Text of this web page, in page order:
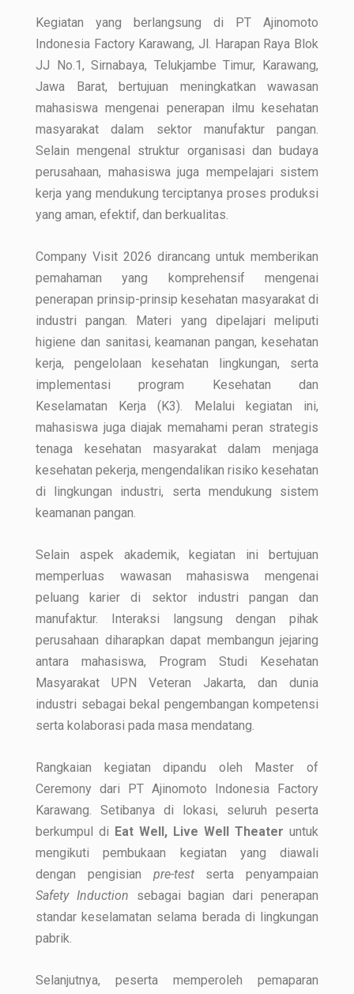
Kegiatan yang berlangsung di PT Ajinomoto
Indonesia Factory Karawang, Jl. Harapan Raya Blok
JJ No.1, Sirnabaya, Telukjambe Timur, Karawang,
Jawa Barat, bertujuan meningkatkan wawasan
mahasiswa mengenai penerapan ilmu kesehatan
masyarakat dalam sektor manufaktur pangan.
Selain mengenal struktur organisasi dan budaya
perusahaan, mahasiswa juga mempelajari sistem
kerja yang mendukung terciptanya proses produksi
yang aman, efektif, dan berkualitas.
Company Visit 2026 dirancang untuk memberikan
pemahaman yang komprehensif mengenai
penerapan prinsip-prinsip kesehatan masyarakat di
industri pangan. Materi yang dipelajari meliputi
higiene dan sanitasi, keamanan pangan, kesehatan
kerja, pengelolaan kesehatan lingkungan, serta
implementasi program Kesehatan dan
Keselamatan Kerja (K3). Melalui kegiatan ini,
mahasiswa juga diajak memahami peran strategis
tenaga kesehatan masyarakat dalam menjaga
kesehatan pekerja, mengendalikan risiko kesehatan
di lingkungan industri, serta mendukung sistem
keamanan pangan.
Selain aspek akademik, kegiatan ini bertujuan
memperluas wawasan mahasiswa mengenai
peluang karier di sektor industri pangan dan
manufaktur. Interaksi langsung dengan pihak
perusahaan diharapkan dapat membangun jejaring
antara mahasiswa, Program Studi Kesehatan
Masyarakat UPN Veteran Jakarta, dan dunia
industri sebagai bekal pengembangan kompetensi
serta kolaborasi pada masa mendatang.
Rangkaian kegiatan dipandu oleh Master of
Ceremony dari PT Ajinomoto Indonesia Factory
Karawang. Setibanya di lokasi, seluruh peserta
berkumpul di Eat Well, Live Well Theater untuk
mengikuti pembukaan kegiatan yang diawali
dengan pengisian pre-testserta penyampaian
Safety Induction sebagai bagian dari penerapan
standar keselamatan selama berada di lingkungan
pabrik.
Selanjutnya, peserta memperoleh pemaparan